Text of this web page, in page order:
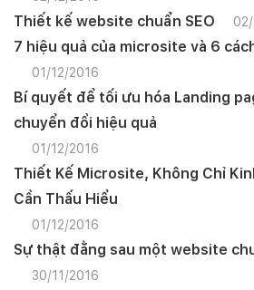
Thiết kế website chuẩn SEO
7 hiệu quả của microsite và 6
01/12/2016
Bí quyết để tối ưu hóa Landing
chuyển đổi hiệu quả
01/12/2016
Thiết Kế Microsite, Không Chỉ
Cần Thấu Hiểu
01/12/2016
Sự thật đằng sau một website
30/11/2016